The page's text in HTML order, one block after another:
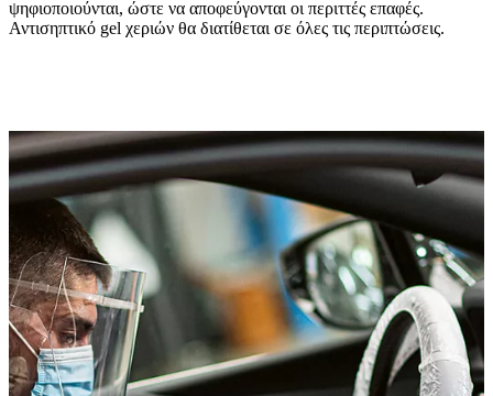
ψηφιοποιούνται, ώστε να αποφεύγονται οι περιττές επαφές.
Αντισηπτικό gel χεριών θα διατίθεται σε όλες τις περιπτώσεις.